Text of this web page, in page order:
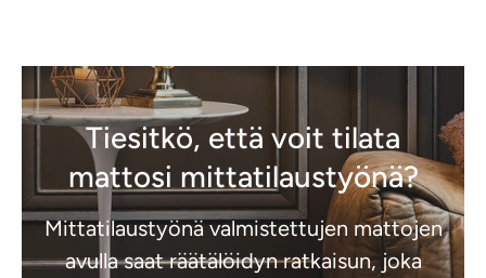
Tiesitkö, että voit tilata
mattosi mittatilaustyönä?
Mittatilaustyönä valmistettujen mattojen
avulla saat räätälöidyn ratkaisun, joka